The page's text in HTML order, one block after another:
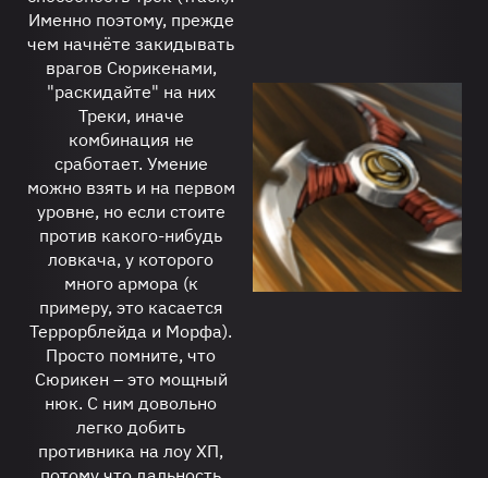
Именно поэтому, прежде
чем начнёте закидывать
врагов Сюрикенами,
"раскидайте" на них
Треки, иначе
комбинация не
сработает. Умение
можно взять и на первом
уровне, но если стоите
против какого-нибудь
ловкача, у которого
много армора (к
примеру, это касается
Террорблейда и Морфа).
Просто помните, что
Сюрикен – это мощный
нюк. С ним довольно
легко добить
противника на лоу ХП,